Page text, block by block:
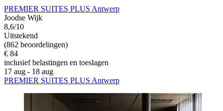
PREMIER SUITES PLUS Antwerp
Joodse Wijk
8,6/10
Uitstekend
(862 beoordelingen)
€ 84
inclusief belastingen en toeslagen
17 aug - 18 aug
PREMIER SUITES PLUS Antwerp